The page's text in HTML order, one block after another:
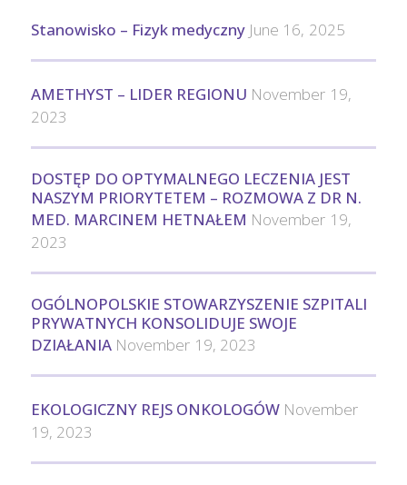
Stanowisko – Fizyk medyczny June 16, 2025
AMETHYST – LIDER REGIONU November 19,
2023
DOSTĘP DO OPTYMALNEGO LECZENIA JEST
NASZYM PRIORYTETEM – ROZMOWA Z DR N.
MED. MARCINEM HETNAŁEM November 19,
2023
OGÓLNOPOLSKIE STOWARZYSZENIE SZPITALI
PRYWATNYCH KONSOLIDUJE SWOJE
DZIAŁANIA November 19, 2023
EKOLOGICZNY REJS ONKOLOGÓW November
19, 2023